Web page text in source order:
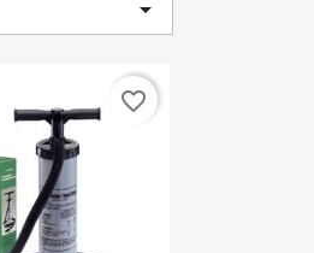

favorite_border